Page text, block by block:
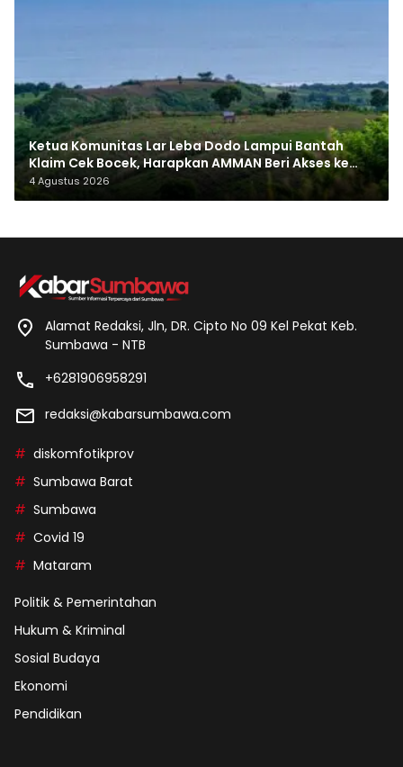
Ketua Komunitas Lar Leba Dodo Lampui Bantah
Klaim Cek Bocek, Harapkan AMMAN Beri Akses ke
Makam Leluhur
4 Agustus 2026
Alamat Redaksi, Jln, DR. Cipto No 09 Kel Pekat Keb.
Sumbawa - NTB
+6281906958291
redaksi@kabarsumbawa.com
diskomfotikprov
Sumbawa Barat
Sumbawa
Covid 19
Mataram
Politik & Pemerintahan
Hukum & Kriminal
Sosial Budaya
Ekonomi
Pendidikan